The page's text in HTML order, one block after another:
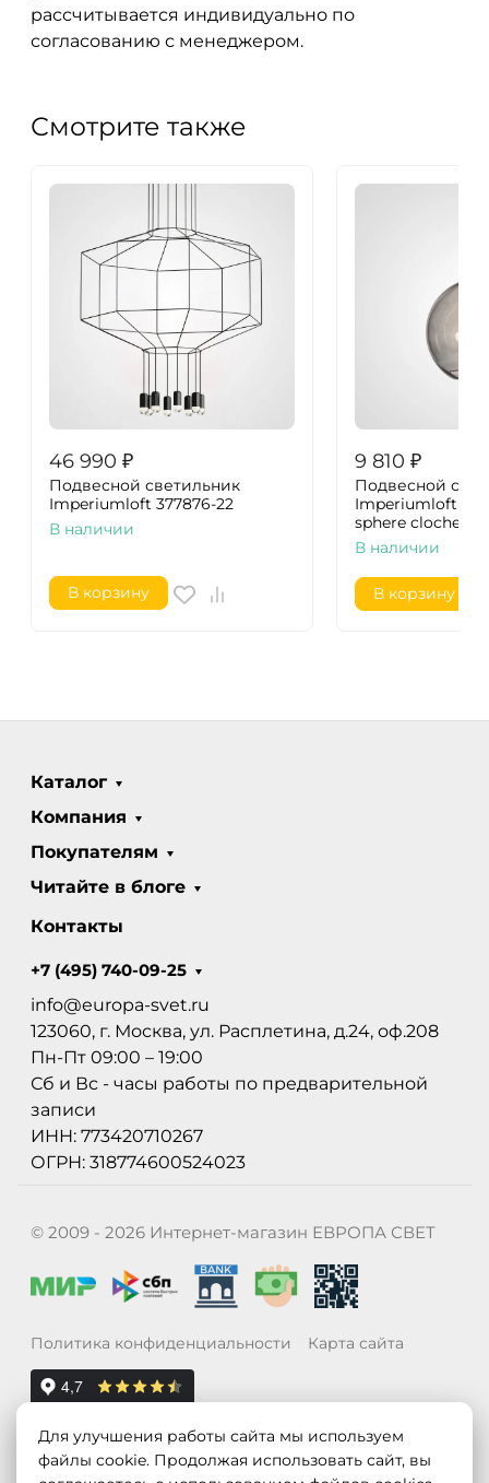
рассчитывается индивидуально по
согласованию с менеджером.
Смотрите также
46 990 ₽
Подвесной светильник
Imperiumloft 377876-22
В наличии
В корзину
9 810 ₽
Подвесной
Imperiumloft
sphere cloche
В наличии
В корзину
Каталог
Компания
Покупателям
Читайте в блоге
Контакты
+7 (495) 740-09-25
info@europa-svet.ru
123060, г. Москва, ул. Расплетина, д.24, оф.208
Пн-Пт 09:00 – 19:00
Сб и Вс - часы работы по предварительной
записи
ИНН: 773420710267
ОГРН: 318774600524023
© 2009 - 2026 Интернет-магазин ЕВРОПА СВЕТ
Политика конфиденциальности Карта сайта
Для улучшения работы сайта мы используем
файлы cookie. Продолжая использовать сайт, вы